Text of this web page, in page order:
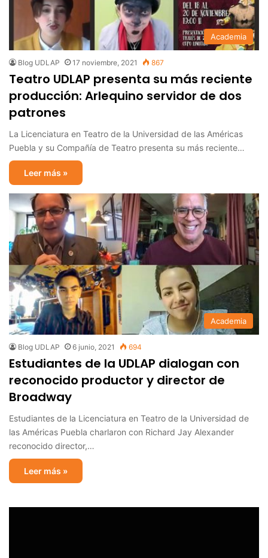
Academia
Blog UDLAP 17 noviembre, 2021 867
Teatro UDLAP presenta su más reciente
producción: Arlequino servidor de dos
patrones
La Licenciatura en Teatro de la Universidad de las Américas
Puebla y su Compañía de Teatro presenta su más reciente…
Leer más »
Academia
Blog UDLAP 6 junio, 2021 694
Estudiantes de la UDLAP dialogan con
reconocido productor y director de
Broadway
Estudiantes de la Licenciatura en Teatro de la Universidad de
las Américas Puebla charlaron con Richard Jay Alexander
reconocido director,…
Leer más »